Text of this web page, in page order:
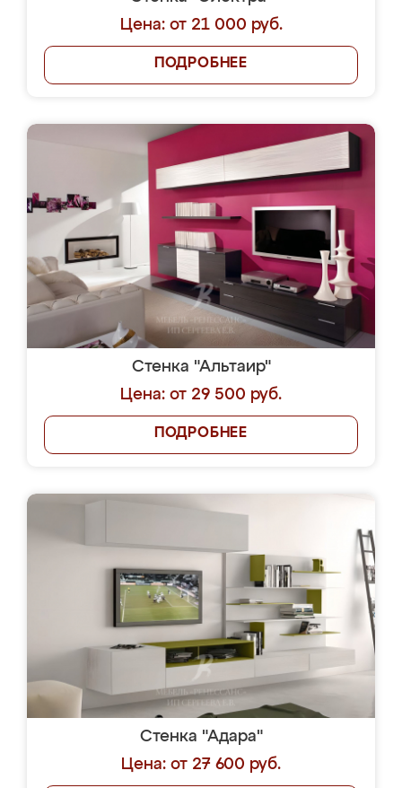
Цена: от 21 000 руб.
ПОДРОБНЕЕ
Стенка "Альтаир"
Цена: от 29 500 руб.
ПОДРОБНЕЕ
Стенка "Адара"
Цена: от 27 600 руб.